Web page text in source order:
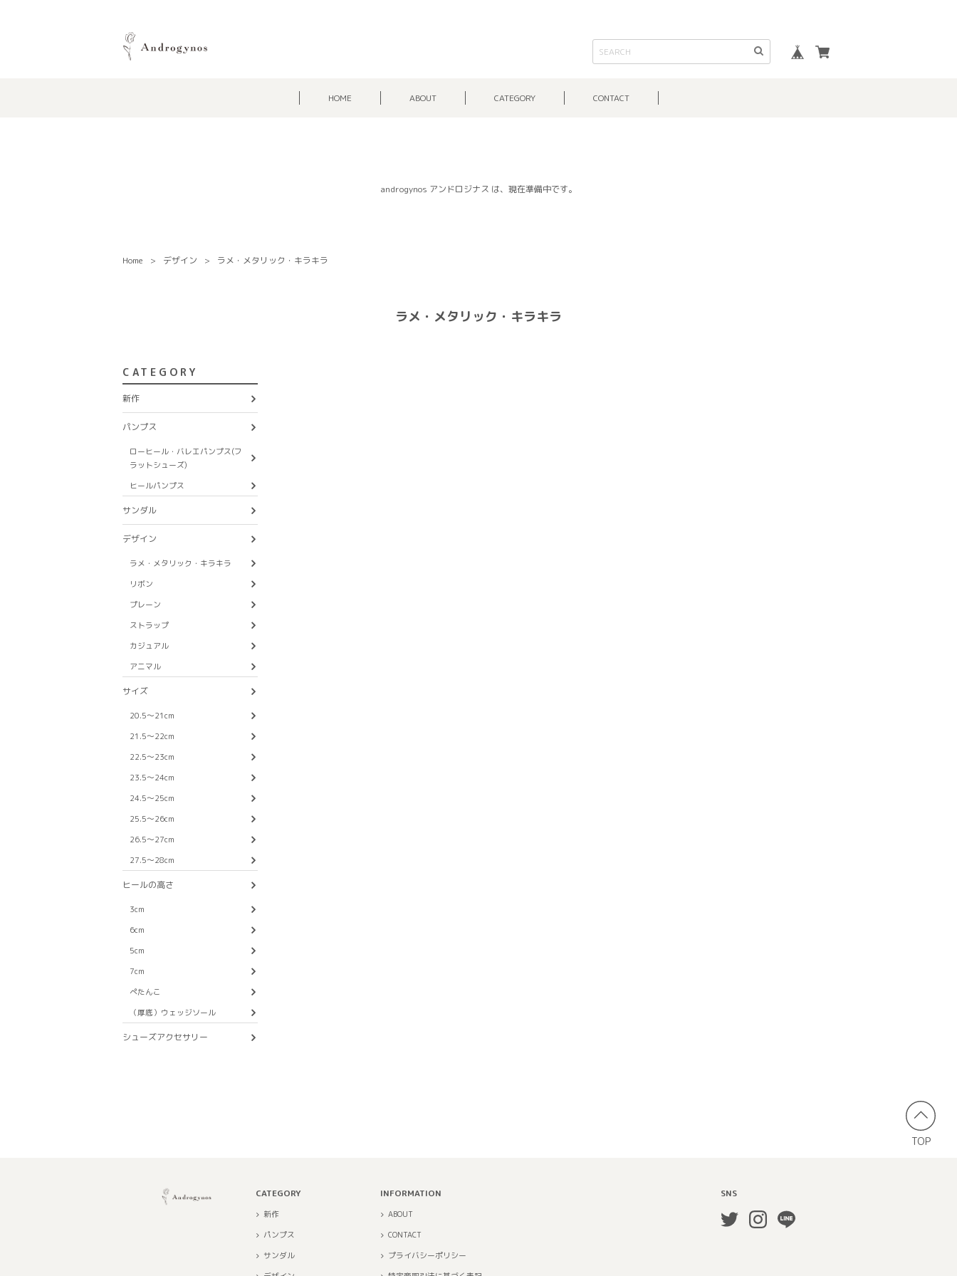
HOME ABOUT CATEGORY CONTACT
androgynos アンドロジナス は、現在準備中です。
Home デザイン ラメ・メタリック・キラキラ
ラメ・メタリック・キラキラ
CATEGORY
新作
パンプス
ローヒール・バレエパンプス(フ
ラットシューズ)
ヒールパンプス
サンダル
デザイン
ラメ・メタリック・キラキラ
リボン
プレーン
ストラップ
カジュアル
アニマル
サイズ
20.5〜21cm
21.5〜22cm
22.5〜23cm
23.5〜24cm
24.5〜25cm
25.5〜26cm
26.5〜27cm
27.5〜28cm
ヒールの高さ
3cm
6cm
5cm
7cm
ぺたんこ
（厚底）ウェッジソール
シューズアクセサリー
TOP
CATEGORY
新作
パンプス
サンダル
INFORMATION
ABOUT
CONTACT
プライバシーポリシー
SNS